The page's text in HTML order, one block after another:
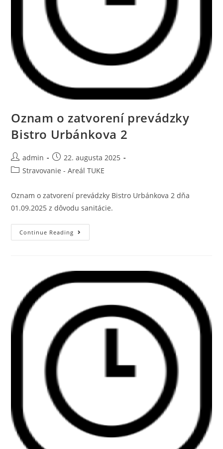
Oznam o zatvorení prevádzky
Bistro Urbánkova 2
admin
22. augusta 2025
Stravovanie - Areál TUKE
Oznam o zatvorení prevádzky Bistro Urbánkova 2 dňa
01.09.2025 z dôvodu sanitácie.
Continue Reading